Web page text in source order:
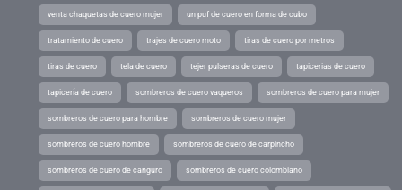
venta chaquetas de cuero mujer un puf de cuero en forma de cubo
tratamiento de cuero trajes de cuero moto tiras de cuero por metros
tiras de cuero tela de cuero tejer pulseras de cuero tapicerias de cuero
tapicería de cuero sombreros de cuero vaqueros sombreros de cuero para mujer
sombreros de cuero para hombre sombreros de cuero mujer
sombreros de cuero hombre sombreros de cuero de carpincho
sombreros de cuero de canguro sombreros de cuero colombiano